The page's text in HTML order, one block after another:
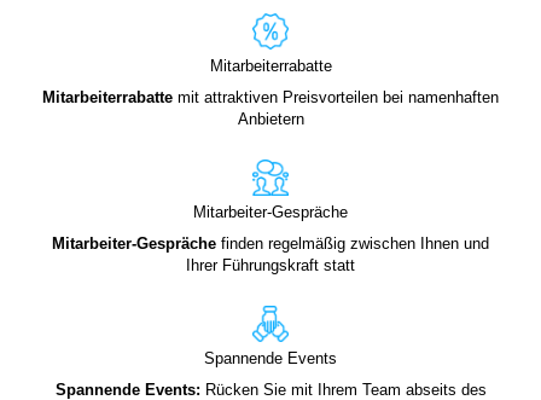
Mitarbeiterrabatte
Mitarbeiterrabatte mit attraktiven Preisvorteilen bei namenhaften
Anbietern
Mitarbeiter-Gespräche
Mitarbeiter-Gespräche finden regelmäßig zwischen Ihnen und
Ihrer Führungskraft statt
Spannende Events
Spannende Events: Rücken Sie mit Ihrem Team abseits des